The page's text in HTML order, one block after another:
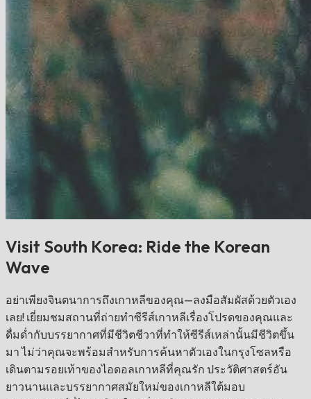
Visit South Korea: Ride the Korean
Wave
อย่าเพียงจินตนาการถึงเกาหลีของคุณ—ลงมือสัมผัสด้วยตัวเอง
เลย! เยี่ยมชมสถานที่ถ่ายทำซีรีส์เกาหลีเรื่องโปรดของคุณและ
ดื่มด่ำกับบรรยากาศที่มีชีวิตชีวาที่ทำให้ซีรีส์เหล่านั้นมีชีวิตขึ้น
มา ไม่ว่าคุณจะพร้อมสำหรับการค้นหาตัวเองในกรุงโซลหรือ
เดินตามรอยเท้าของไอดอลเกาหลีที่คุณรัก ประวัติศาสตร์อัน
ยาวนานและบรรยากาศสมัยใหม่ของเกาหลีใต้มอบ